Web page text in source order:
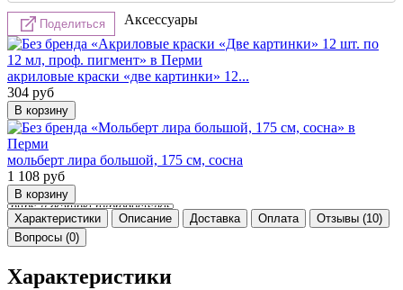
Поделиться Аксессуары
акриловые краски «две картинки» 12...
304 руб
мольберт лира большой, 175 см, сосна
1 108 руб
Характеристики Описание Доставка Оплата
Отзывы (10)
Вопросы (0)
Характеристики